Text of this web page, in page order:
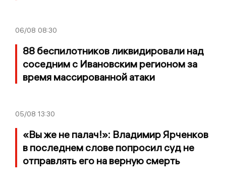
06/08 08:30
88 беспилотников ликвидировали над
соседним с Ивановским регионом за
время массированной атаки
05/08 13:30
«Вы же не палач!»: Владимир Ярченков
в последнем слове попросил суд не
отправлять его на верную смерть